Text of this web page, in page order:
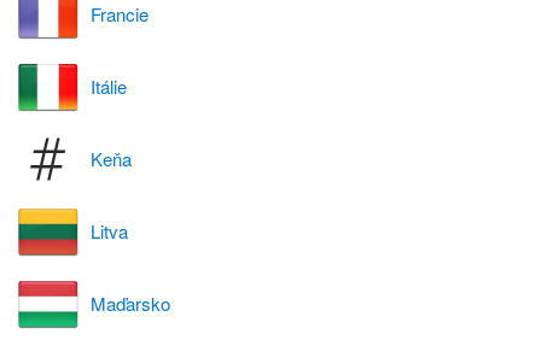
Francie
Itálie
Keňa
Litva
Maďarsko